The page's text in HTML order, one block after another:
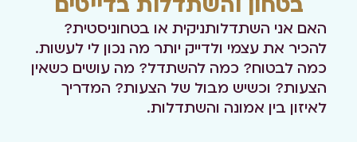
האם אני השתדלותניקית או בטחוניסטית?
להכיר את עצמי ולדייק יותר מה נכון לי לעשות.
כמה לבטוח? כמה להשתדל? מה עושים כשאין
הצעות? וכשיש מבול של הצעות? המדריך
לאיזון בין אמונה והשתדלות.